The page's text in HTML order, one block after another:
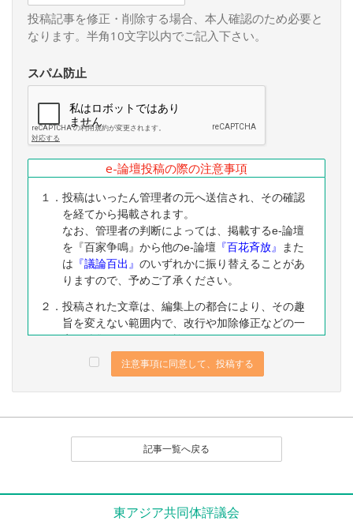
投稿記事を修正・削除する場合、本人確認のため必要と
なります。半角10文字以内でご記入下さい。
スパム防止
e-論壇投稿の際の注意事項
１．投稿はいったん管理者の元へ送信され、その確認
を経てから掲載されます。
なお、管理者の判断によっては、掲載するe-論壇
を『百家争鳴』から他のe-論壇 『百花斉放』
また
は 『議論百出』 のいずれかに振り替えることがあ
りますので、予めご了承ください。
２．投稿された文章は、編集上の都合により、その趣
旨を変えない範囲内で、改行や加除修正などの一
定の編集ないし修正を施すことがありますので、
予めご了承ください。
（２）名誉や社会的信用を毀損するなど、他人に不快
感や精神的な損害を与える投稿
（４）宣伝や広告に関する投稿
（５）議論を裏付ける根拠がはっきりせず、あるいは
注意事項に同意して、投稿する
記事一覧へ戻る
東アジア共同体評議会